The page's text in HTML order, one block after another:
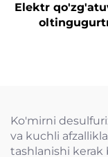
Elektr
Ko'mirni
va kuchli
tashlanishi